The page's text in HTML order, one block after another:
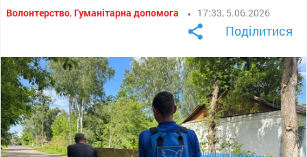
Волонтерство, Гуманітарна допомога 17:33, 5.06.2026
Поділитися